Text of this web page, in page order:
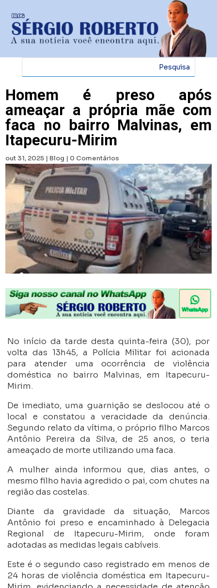
Homem é preso após
ameaçar a própria mãe com
faca no bairro Malvinas, em
Itapecuru-Mirim
out 31, 2025 | Blog | 0 Comentários
No início da tarde desta quinta-feira (30), por
volta das 13h45, a Polícia Militar foi acionada
para atender uma ocorrência de violência
doméstica no bairro Malvinas, em Itapecuru-
Mirim.
De imediato, uma guarnição se deslocou até o
local e constatou a veracidade da denúncia.
Segundo relato da vítima, o próprio filho Marcos
Antônio Pereira da Silva, de 25 anos, o teria
ameaçado de morte utilizando uma faca.
A mulher ainda informou que, dias antes, o
mesmo filho havia agredido o pai, com chutes na
região das costelas.
Diante da gravidade da situação, Marcos
Antônio foi preso e encaminhado à Delegacia
Regional de Itapecuru-Mirim, onde foram
adotadas as medidas legais cabíveis.
Este é o segundo caso registrado em menos de
24 horas de violência doméstica em Itapecuru-